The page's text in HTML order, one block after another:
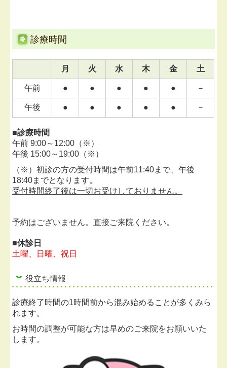
診療時間
月 火 水 木 金 土
午前 ● ● ● ● ● －
午後 ● ● ● ● ● －
■診療時間
午前 9:00～12:00（※）
午後 15:00～19:00（※）
（※）初診の方の受付時間は午前11:40まで、午後
18:40までとなります。
受付時間終了後は一切お受けしておりません。
予約はございません。直接ご来院ください。
■休診日
土曜、日曜、祝日
役立ち情報
診療終了時間の1時間前から混み始めることが多くみら
れます。
お時間の調整が可能な方は早めのご来院をお願いいた
します。